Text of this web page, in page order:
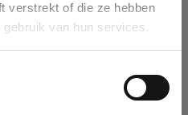
verstrekt of die ze hebben
van hun services.
database by name, VAT or
selected it will auto-complete the
in our database, you can create